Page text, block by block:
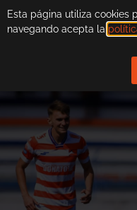
Esta página utiliza cookies
navegando acepta la